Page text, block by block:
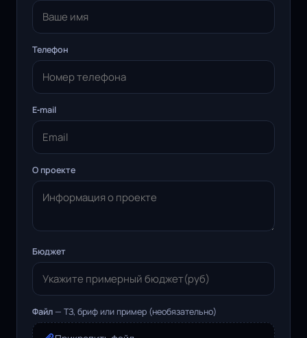
Телефон
E‑mail
О проекте
Бюджет
Файл — ТЗ, бриф или пример (необязательно)